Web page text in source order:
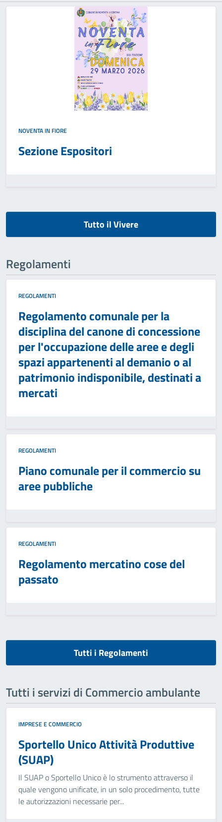
NOVENTA IN FIORE
Sezione Espositori
Tutto il Vivere
Regolamenti
REGOLAMENTI
Regolamento comunale per la
disciplina del canone di concessione
per l'occupazione delle aree e degli
spazi appartenenti al demanio o al
patrimonio indisponibile, destinati a
mercati
REGOLAMENTI
Piano comunale per il commercio su
aree pubbliche
REGOLAMENTI
Regolamento mercatino cose del
passato
Tutti i Regolamenti
Tutti i servizi di Commercio ambulante
IMPRESE E COMMERCIO
Sportello Unico Attività Produttive
(SUAP)
Il SUAP o Sportello Unico è lo strumento attraverso il
quale vengono unificate, in un solo procedimento, tutte
le autorizzazioni necessarie per...